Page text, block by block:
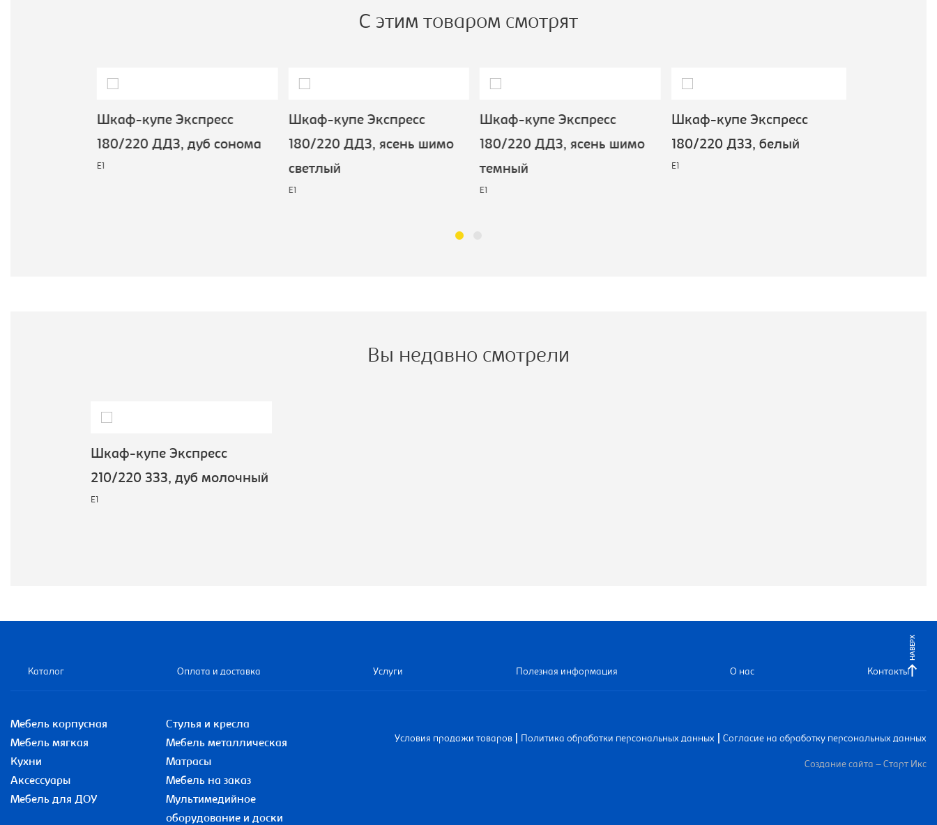
С этим товаром смотрят
Шкаф-купе Экспресс
180/220 ДДЗ, дуб сонома
E1
Шкаф-купе Экспресс
180/220 ДДЗ, ясень шимо
светлый
E1
Шкаф-купе Экспресс
180/220 ДДЗ, ясень шимо
темный
E1
Шкаф-купе Экспресс
180/220 ДЗЗ, белый
E1
Вы недавно смотрели
Шкаф-купе Экспресс
210/220 ЗЗЗ, дуб молочный
E1
НАВЕРХ
Каталог Оплата и доставка Услуги Полезная информация О нас Контакты
Мебель корпусная
Стулья и кресла
Мебель мягкая
Мебель металлическая
Кухни
Матрасы
Аксессуары
Мебель на заказ
Мебель для ДОУ
Мультимедийное
оборудование и доски
Условия продажи товаров Политика обработки персональных данных Согласие на обработку персональных данных
Создание сайта – Старт Икс